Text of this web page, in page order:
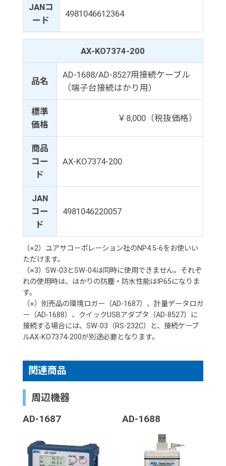
JANコ
ード
4981046612364
AX-KO7374-200
品名
AD-1688/AD-8527用接続ケーブル
（端子台接続はかり用）
標準
価格
￥8,000（税抜価格）
商品
コー
ド
AX-KO7374-200
JAN
コー
ド
4981046220057
（※2）ユアサコーポレーション社のNP4.5-6をお使いい
ただけます。
（※3）SW-03とSW-04は同時に使用できません。それぞ
れの使用時は、はかりの防塵・防水性能はIP65になりま
す。
（※）別売品の環境ロガー（AD-1687）、計量データロガ
ー（AD-1688）、クイックUSBアダプタ（AD-8527）に
接続する場合には、SW-03（RS-232C）と、接続ケーブ
ルAX-KO7374-200が別途必要となります。
関連商品
周辺機器
AD-1687
AD-1688